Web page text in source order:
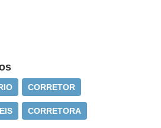
CORRETOR
CORRETORA